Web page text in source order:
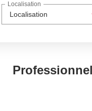
Localisation
Localisation